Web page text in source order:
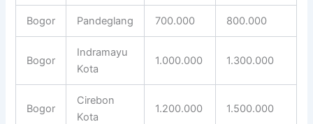
Bogor Pandeglang 700.000 800.000
Bogor
Indramayu
Kota
1.000.000 1.300.000
Bogor
Cirebon
Kota
1.200.000 1.500.000